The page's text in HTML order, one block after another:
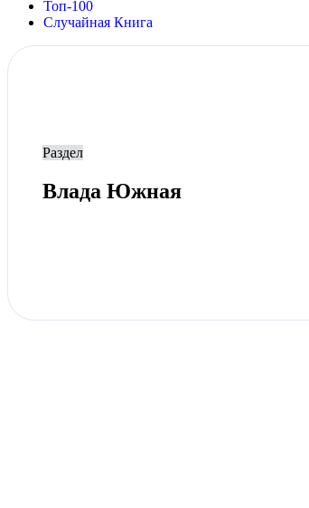
Топ-100
Случайная Книга
Раздел
Влада Южная